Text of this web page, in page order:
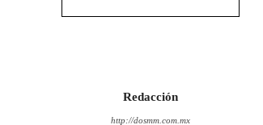
Redacción
http://dosmm.com.mx